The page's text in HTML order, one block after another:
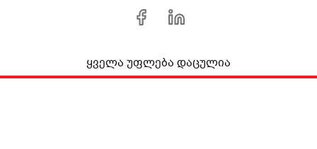
ყველა უფლება დაცულია